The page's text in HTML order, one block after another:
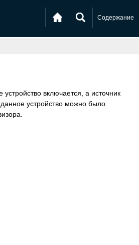
Содержание
включается, а источник
данное устройство можно было